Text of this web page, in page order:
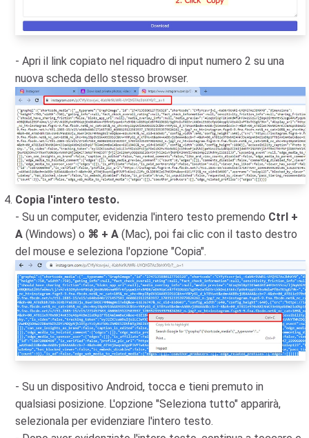
- Apri il link copiato nel riquadro di input numero 2 su una
nuova scheda dello stesso browser.
Copia l'intero testo.
- Su un computer, evidenzia l'intero testo premendo Ctrl +
A (Windows) o ⌘ + A (Mac), poi fai clic con il tasto destro
del mouse e seleziona l'opzione "Copia".
- Su un dispositivo Android, tocca e tieni premuto in
qualsiasi posizione. L'opzione "Seleziona tutto" apparirà,
selezionala per evidenziare l'intero testo.